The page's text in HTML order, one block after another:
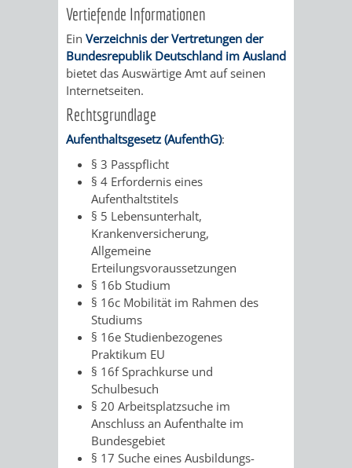
Vertiefende Informationen
Ein Verzeichnis der Vertretungen der
Bundesrepublik Deutschland im Ausland
bietet das Auswärtige Amt auf seinen
Internetseiten.
Rechtsgrundlage
Aufenthaltsgesetz (AufenthG):
§ 3 Passpflicht
§ 4 Erfordernis eines
Aufenthaltstitels
§ 5 Lebensunterhalt,
Krankenversicherung,
Allgemeine
Erteilungsvoraussetzungen
§ 16b Studium
§ 16c Mobilität im Rahmen des
Studiums
§ 16e Studienbezogenes
Praktikum EU
§ 16f Sprachkurse und
Schulbesuch
§ 20 Arbeitsplatzsuche im
Anschluss an Aufenthalte im
Bundesgebiet
§ 17 Suche eines Ausbildungs-